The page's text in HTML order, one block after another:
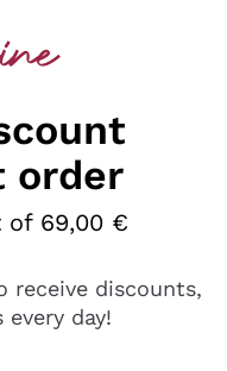
order
of 69,00 €
receive discounts,
day!